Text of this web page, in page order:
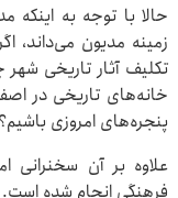
حالا با توجه به
زمینه مدیون می‌داند،
تکلیف آثار تاریخی
خانه‌های تاریخی در
پنجره‌های امروزی باشیم؟
علاوه بر آن سخنرانی
فرهنگی انجام شده است.